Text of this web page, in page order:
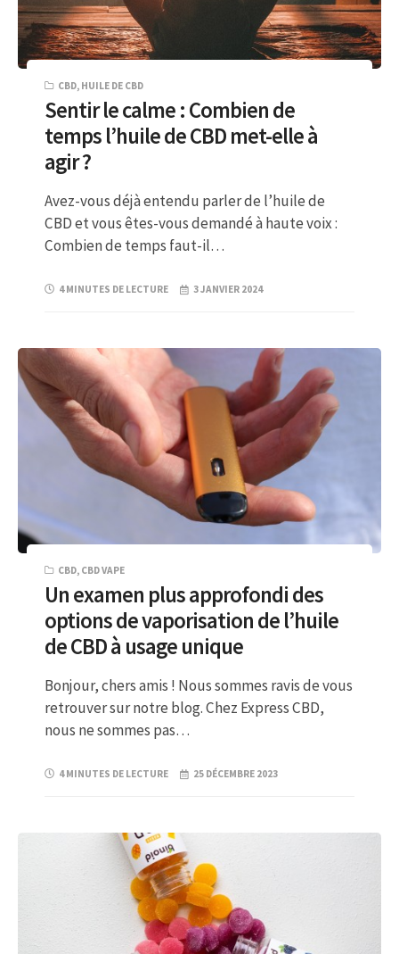
CBD, HUILE DE CBD
Sentir le calme : Combien de
temps l’huile de CBD met-elle à
agir ?
Avez-vous déjà entendu parler de l’huile de
CBD et vous êtes-vous demandé à haute voix :
Combien de temps faut-il…
4 MINUTES DE LECTURE 3 JANVIER 2024
CBD, CBD VAPE
Un examen plus approfondi des
options de vaporisation de l’huile
de CBD à usage unique
Bonjour, chers amis ! Nous sommes ravis de vous
retrouver sur notre blog. Chez Express CBD,
nous ne sommes pas…
4 MINUTES DE LECTURE 25 DÉCEMBRE 2023